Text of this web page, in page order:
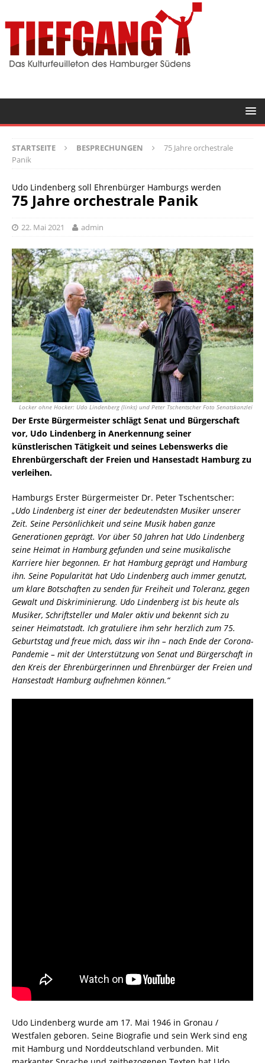
STARTSEITE BESPRECHUNGEN
75 Jahre orchestrale
Panik
Udo Lindenberg soll Ehrenbürger Hamburgs werden
75 Jahre orchestrale Panik
22. Mai 2021 admin
Locker ohne Hocker: Udo Lindenberg (links) und Peter Tschentscher Foto Senatskanzlei
Der Erste Bürgermeister schlägt Senat und Bürgerschaft
vor, Udo Lindenberg in Anerkennung seiner
künstlerischen Tätigkeit und seines Lebenswerks die
Ehrenbürgerschaft der Freien und Hansestadt Hamburg zu
verleihen.
Hamburgs Erster Bürgermeister Dr. Peter Tschentscher:
„Udo Lindenberg ist einer der bedeutendsten Musiker unserer
Zeit. Seine Persönlichkeit und seine Musik haben ganze
Generationen geprägt. Vor über 50 Jahren hat Udo Lindenberg
seine Heimat in Hamburg gefunden und seine musikalische
Karriere hier begonnen. Er hat Hamburg geprägt und Hamburg
ihn. Seine Popularität hat Udo Lindenberg auch immer genutzt,
um klare Botschaften zu senden für Freiheit und Toleranz, gegen
Gewalt und Diskriminierung. Udo Lindenberg ist bis heute als
Musiker, Schriftsteller und Maler aktiv und bekennt sich zu
seiner Heimatstadt. Ich gratuliere ihm sehr herzlich zum 75.
Geburtstag und freue mich, dass wir ihn – nach Ende der Corona-
Pandemie – mit der Unterstützung von Senat und Bürgerschaft in
den Kreis der Ehrenbürgerinnen und Ehrenbürger der Freien und
Hansestadt Hamburg aufnehmen können.“
Udo Lindenberg wurde am 17. Mai 1946 in Gronau /
Westfalen geboren. Seine Biografie und sein Werk sind eng
mit Hamburg und Norddeutschland verbunden. Mit